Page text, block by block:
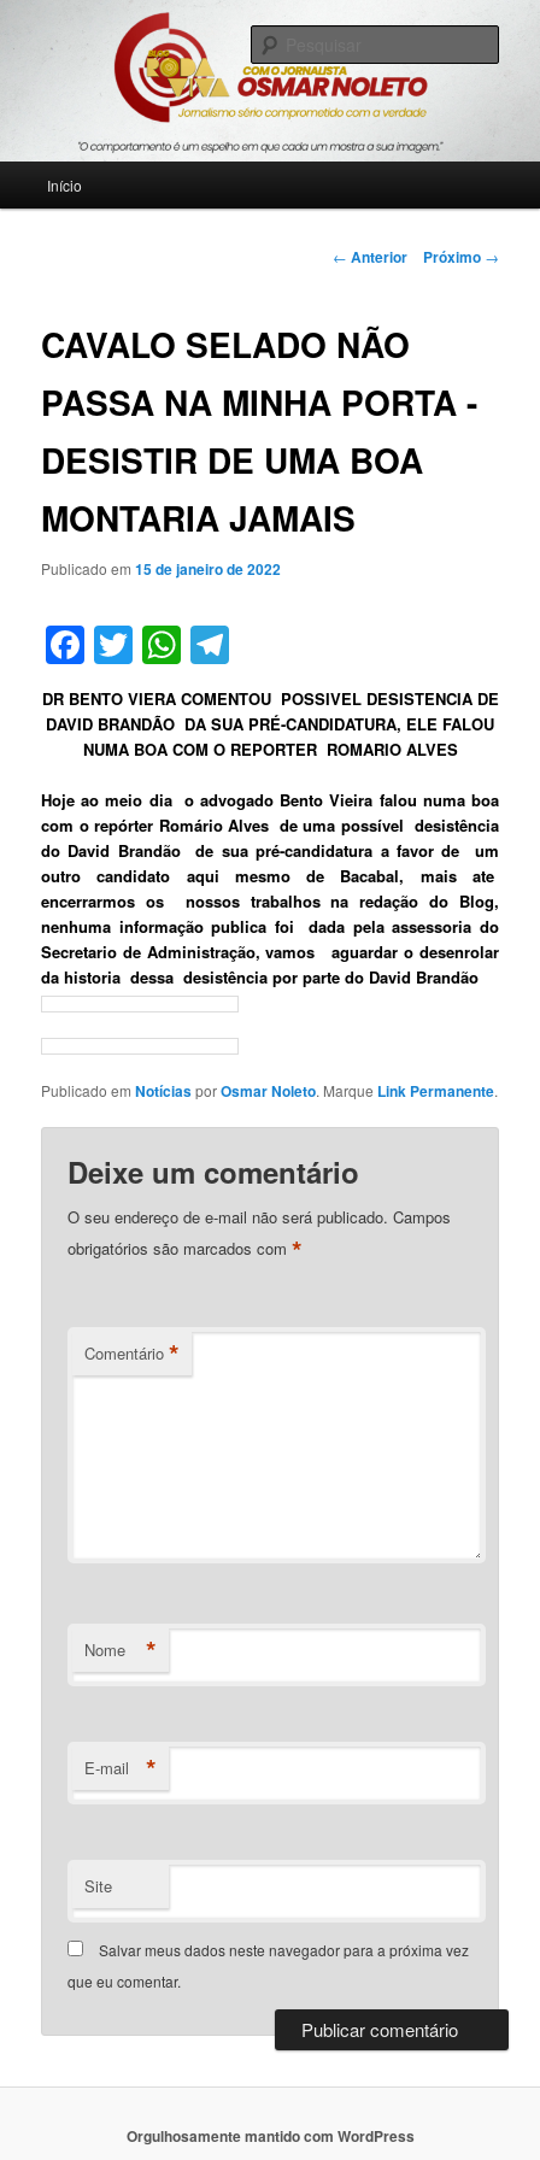
Blog Roda Viva
Jornalismo sério comprometido com a verdade
Início
Navegação
← Anterior Próximo →
CAVALO SELADO NÃO
PASSA NA MINHA PORTA -
DESISTIR DE UMA BOA
MONTARIA JAMAIS
Publicado em15 de janeiro de 2022
Facebook
TwitterWhatsApp
DR BENTO VIERA COMENTOU POSSIVEL DESISTENCIA DE
DAVID BRANDÃO DA SUA PRÉ-CANDIDATURA, ELE FALOU
NUMA BOA COM O REPORTER ROMARIO ALVES
Hoje ao meio dia o advogado Bento Vieira falou numa boa
com o repórter Romário Alves de uma possível desistência
do David Brandão de sua pré-candidatura a favor de um
outro candidato aqui mesmo de Bacabal, mais ate
encerrarmos os nossos trabalhos na redação do Blog,
nenhuma informação publica foi dada pela assessoria do
Secretario de Administração, vamos aguardar o desenrolar
da historia dessa desistência por parte do David Brandão
Publicado emNotíciasporOsmar Noleto. Marque Link Permanente.
Deixe um comentário
O seu endereço de e-mail não será publicado. Campos
obrigatórios são marcados com*
Comentário *
Nome *
E-mail *
Site
Salvar meus dados neste navegador para a próxima vez
que eu comentar.
Orgulhosamente mantido com WordPress